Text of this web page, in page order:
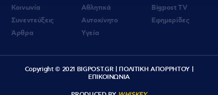
Κοινωνία
Συνεντεύξεις
Άρθρα
Αθλητικά
Αυτοκίνητο
Υγεία
Bigpost TV
Εφημερίδες
Copyright © 2021 BIGPOST.GR | ΠΟΛΙΤΙΚΗ ΑΠΟΡΡΗΤΟΥ|
ΕΠΙΚΟΙΝΩΝΙΑ